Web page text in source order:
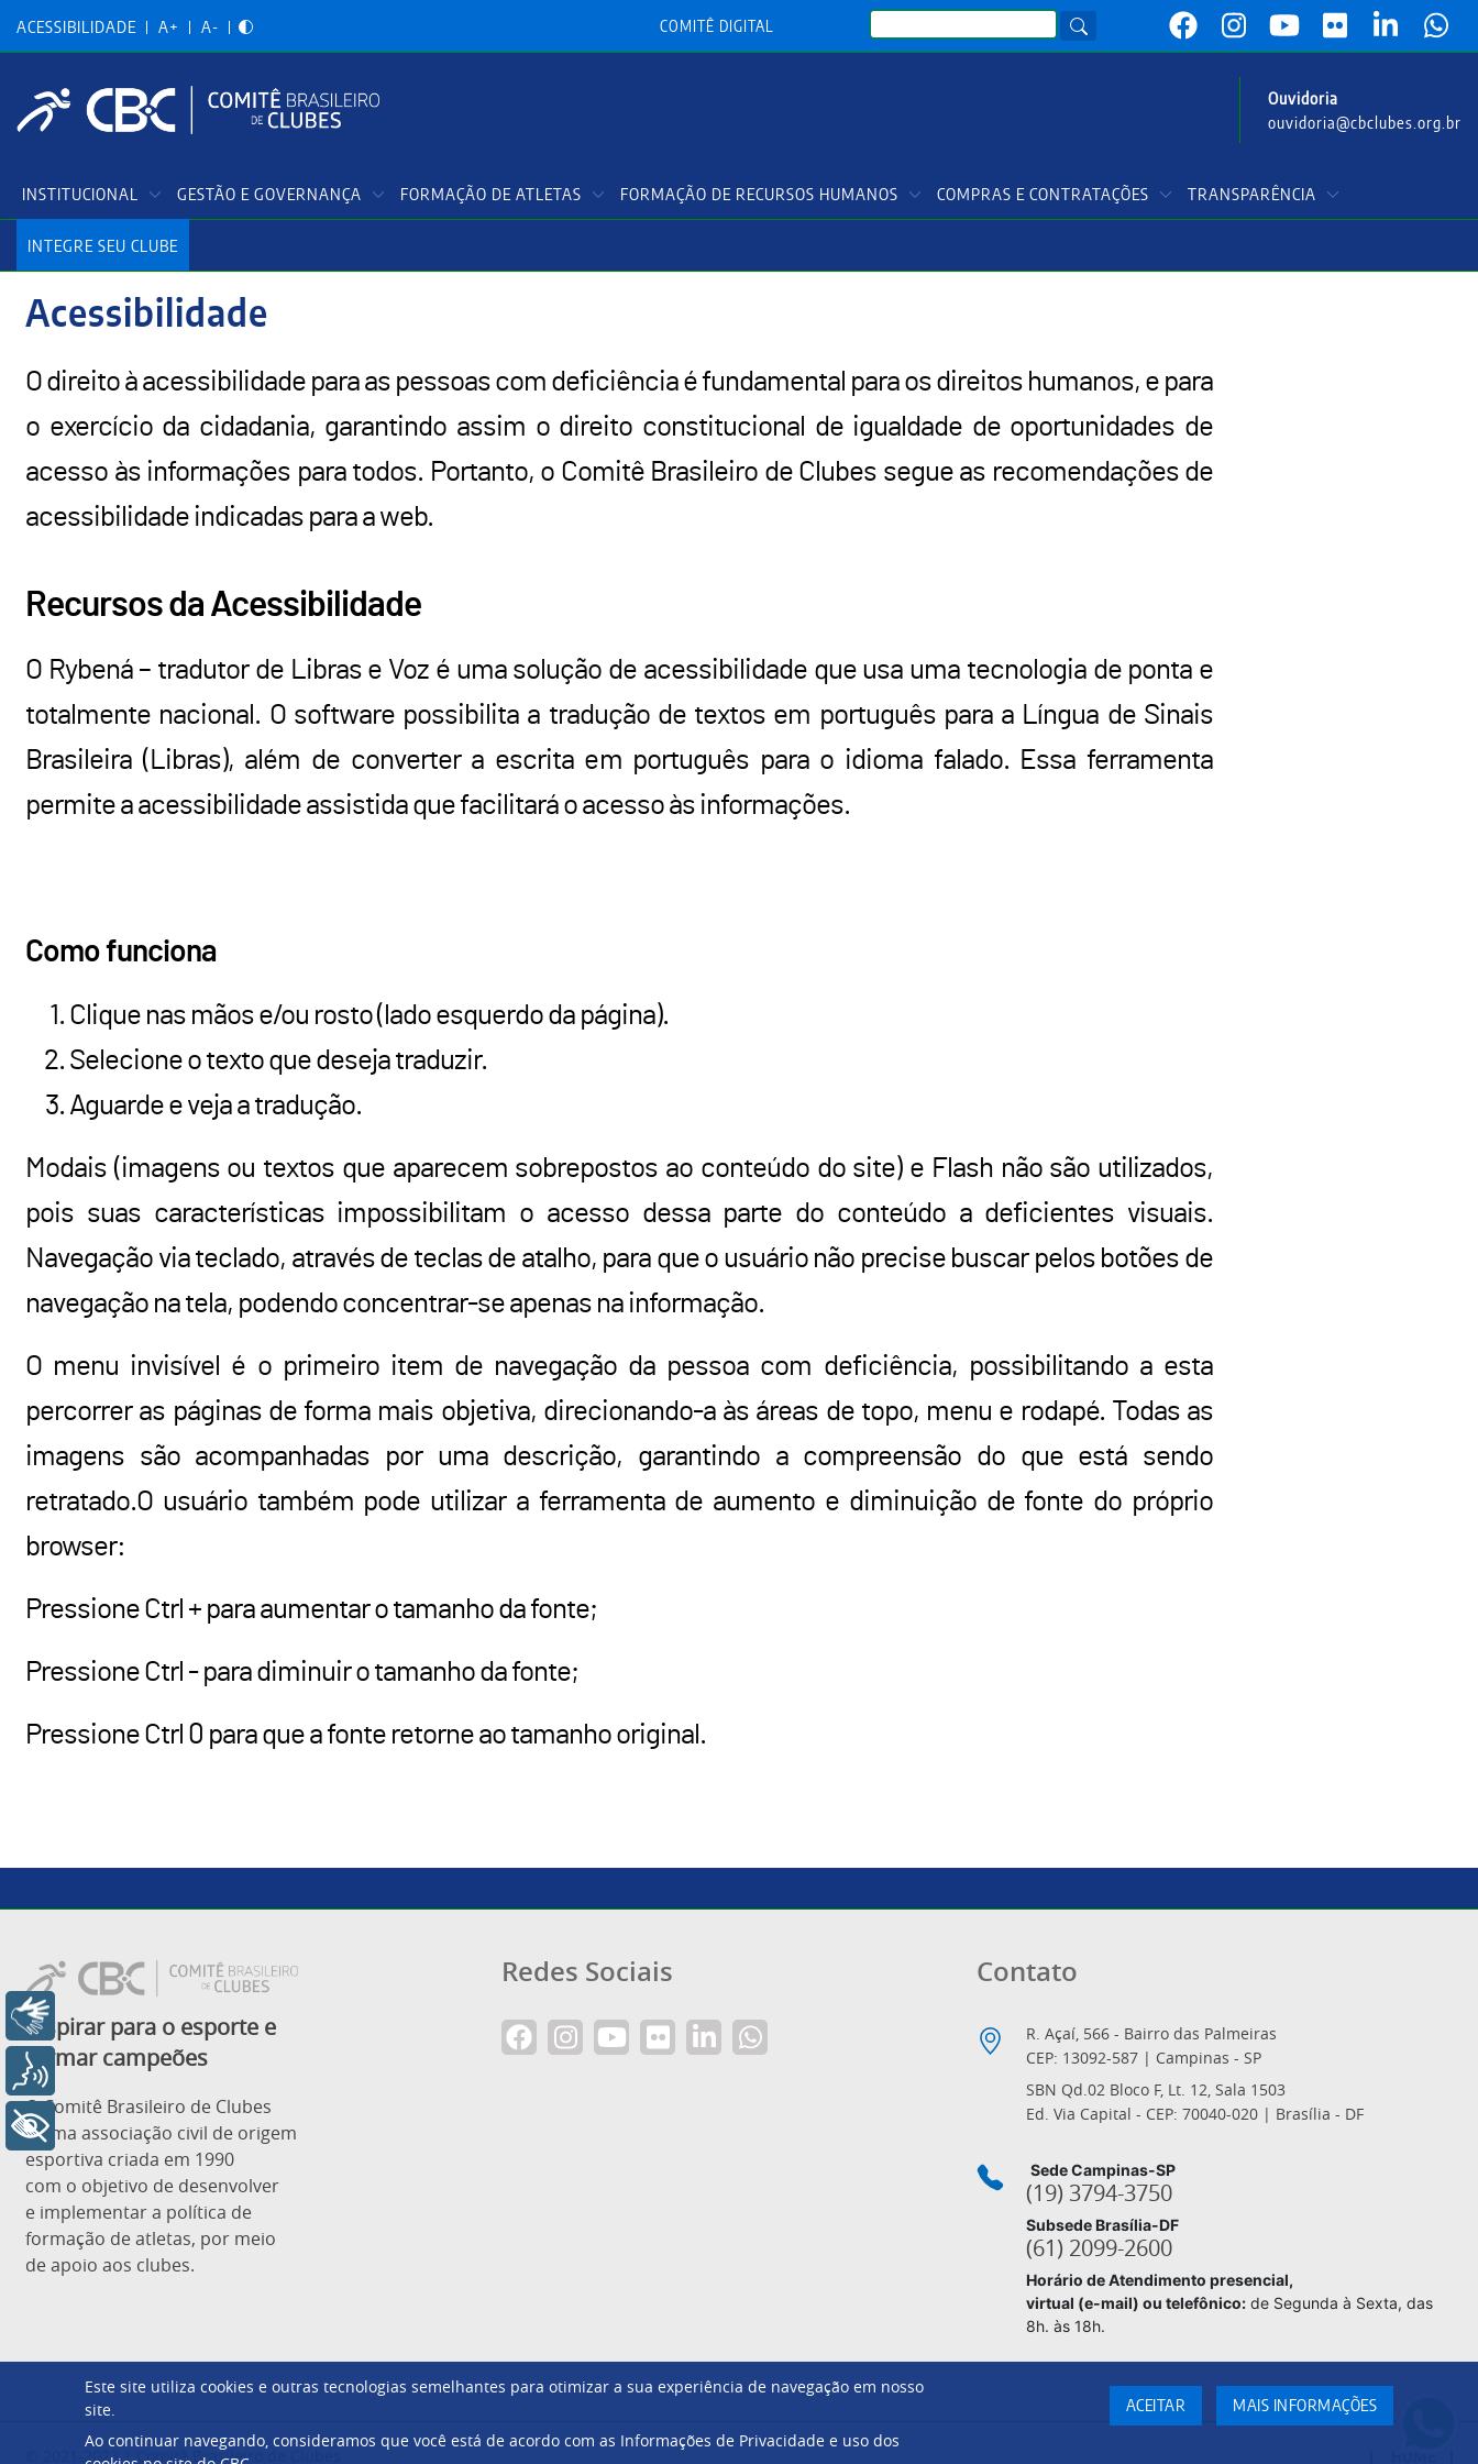
para
conteúdo
ACESSIBILIDADE A+ A- COMITÊ DIGITAL
Search
Ouvidoria
ouvidoria@cbclubes.org.br
Principal
INSTITUCIONAL GESTÃO E GOVERNANÇA FORMAÇÃO DE ATLETAS FORMAÇÃO DE RECURSOS HUMANOS COMPRAS E CONTRATAÇÕES TRANSPARÊNCIA
INTEGRE SEU CLUBE
Acessibilidade
O direito à acessibilidade para as pessoas com deficiência é fundamental para os direitos humanos, e para
o exercício da cidadania, garantindo assim o direito constitucional de igualdade de oportunidades de
acesso às informações para todos. Portanto, o Comitê Brasileiro de Clubes segue as recomendações de
acessibilidade indicadas para a web.
Recursos da Acessibilidade
O Rybená – tradutor de Libras e Voz é uma solução de acessibilidade que usa uma tecnologia de ponta e
totalmente nacional. O software possibilita a tradução de textos em português para a Língua de Sinais
Brasileira (Libras), além de converter a escrita em português para o idioma falado. Essa ferramenta
permite a acessibilidade assistida que facilitará o acesso às informações.
Como funciona
Clique nas mãos e/ou rosto (lado esquerdo da página).
Selecione o texto que deseja traduzir.
Aguarde e veja a tradução.
Modais (imagens ou textos que aparecem sobrepostos ao conteúdo do site) e Flash não são utilizados,
pois suas características impossibilitam o acesso dessa parte do conteúdo a deficientes visuais.
Navegação via teclado, através de teclas de atalho, para que o usuário não precise buscar pelos botões de
navegação na tela, podendo concentrar-se apenas na informação.
O menu invisível é o primeiro item de navegação da pessoa com deficiência, possibilitando a esta
percorrer as páginas de forma mais objetiva, direcionando-a às áreas de topo, menu e rodapé. Todas as
imagens são acompanhadas por uma descrição, garantindo a compreensão do que está sendo
retratado.O usuário também pode utilizar a ferramenta de aumento e diminuição de fonte do próprio
browser:
Pressione Ctrl + para aumentar o tamanho da fonte;
Pressione Ctrl - para diminuir o tamanho da fonte;
Pressione Ctrl 0 para que a fonte retorne ao tamanho original.
Inspirar para o esporte e
formar campeões
O Comitê Brasileiro de Clubes
é uma associação civil de origem
esportiva criada em 1990
com o objetivo de desenvolver
e implementar a política de
formação de atletas, por meio
de apoio aos clubes.
Redes Sociais Contato
R. Açaí, 566 - Bairro das Palmeiras
CEP: 13092-587 | Campinas - SP
SBN Qd.02 Bloco F, Lt. 12, Sala 1503
Ed. Via Capital - CEP: 70040-020 | Brasília - DF
Sede Campinas-SP
(19) 3794-3750
Subsede Brasília-DF
(61) 2099-2600
Horário de Atendimento presencial,
virtual (e-mail) ou telefônico: de Segunda à Sexta, das
8h. às 18h.
© 2021-2023 | Comitê Brasileiro de Clubes
Footer
Este site utiliza cookies e outras tecnologias semelhantes para otimizar a sua experiência de navegação em nosso
site.
Ao continuar navegando, consideramos que você está de acordo com as Informações de Privacidade e uso dos
ACEITAR MAIS INFORMAÇÕES
Libras
Voz
+ Acessibilidade